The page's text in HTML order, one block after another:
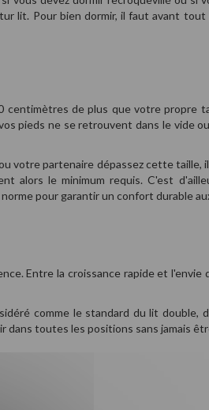
lit. Pour bien dormir, il faut avant tout
centimètres de plus que votre propre
pieds ne se retrouvent dans le vide
votre partenaire dépassez cette taille,
alors le minimum requis. C'est
pour garantir un confort durable
Entre la croissance rapide et l'envie
comme le standard du lit double,
toutes les positions sans jamais